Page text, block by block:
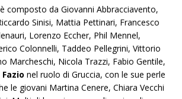
composto da Giovanni Abbracciavento,
Sinisi, Mattia Pettinari, Francesco
Lorenzo Eccher, Phil Mennel,
Colonnelli, Taddeo Pellegrini, Vittorio
Marcheschi, Nicola Trazzi, Fabio Gentile,
nel ruolo di Gruccia, con le sue perle
le giovani Martina Cenere, Chiara Vecchi